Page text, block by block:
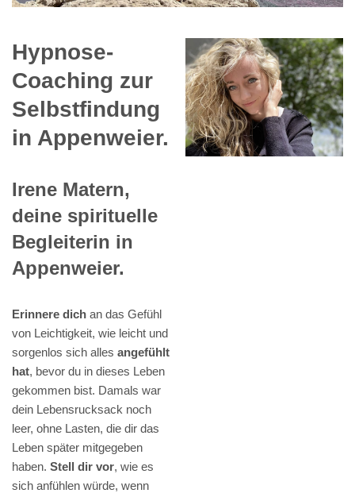
Hypnose-
Coaching zur
Selbstfindung
in Appenweier.
Irene Matern,
deine spirituelle
Begleiterin in
Appenweier.
Erinnere dich an das Gefühl
von Leichtigkeit, wie leicht und
sorgenlos sich alles angefühlt
hat, bevor du in dieses Leben
gekommen bist. Damals war
dein Lebensrucksack noch
leer, ohne Lasten, die dir das
Leben später mitgegeben
haben. Stell dir vor, wie es
sich anfühlen würde, wenn